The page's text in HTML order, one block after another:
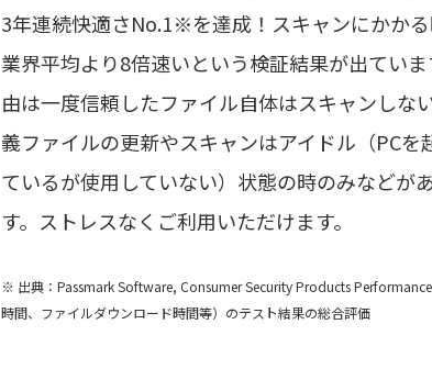
3年連続快適さNo.1※を達成！スキャンにかか
業界平均より8倍速いという検証結果が出ていま
由は一度信頼したファイル自体はスキャンしな
義ファイルの更新やスキャンはアイドル（PCを
ているが使用していない）状態の時のみなどが
す。ストレスなくご利用いただけます。
※ 出典：Passmark Software, Consumer Security Products
時間、ファイルダウンロード時間等）のテスト結果の総合評価